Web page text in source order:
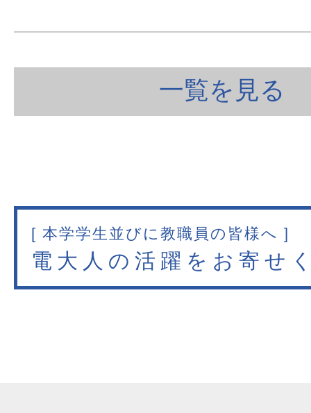
一覧を見る
[ 本学学生並びに教職員の皆様へ ]
電大人の活躍をお寄せ